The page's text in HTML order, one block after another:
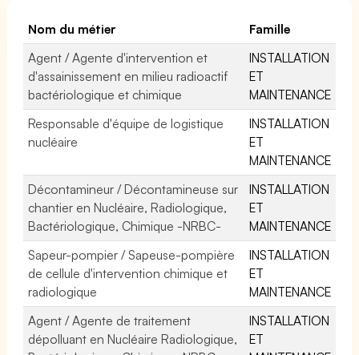
Nom du métier
Famille
Agent / Agente d'intervention et
d'assainissement en milieu radioactif
bactériologique et chimique
INSTALLATION
ET
MAINTENANCE
Responsable d'équipe de logistique
nucléaire
INSTALLATION
ET
MAINTENANCE
Décontamineur / Décontamineuse sur
chantier en Nucléaire, Radiologique,
Bactériologique, Chimique -NRBC-
INSTALLATION
ET
MAINTENANCE
Sapeur-pompier / Sapeuse-pompière
de cellule d'intervention chimique et
radiologique
INSTALLATION
ET
MAINTENANCE
Agent / Agente de traitement
dépolluant en Nucléaire Radiologique,
INSTALLATION
ET